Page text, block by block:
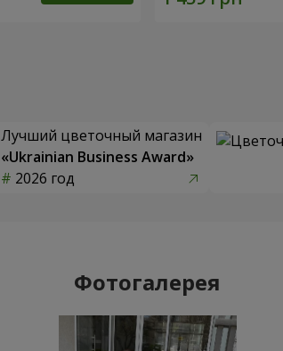
Лучший цветочный магазин
«Ukrainian Business Award»
2026 год
Фотогалерея